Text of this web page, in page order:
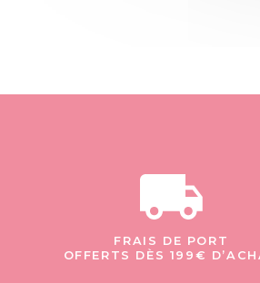
FRAIS DE PORT
OFFERTS DÈS 199€